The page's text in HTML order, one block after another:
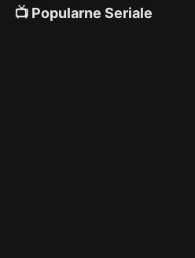
📺 Popularne Seriale